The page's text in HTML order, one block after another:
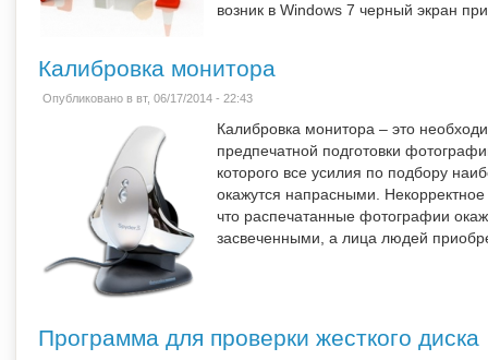
возник в Windows 7 черный экран
Калибровка монитора
Опубликовано в вт, 06/17/2014 - 22:43
Калибровка монитора – это
предпечатной подготовки
которого все усилия по подбору
окажутся напрасными.
что распечатанные фотографии
засвеченными, а лица людей
Программа для проверки жесткого диска